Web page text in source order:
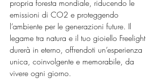
propria foresta mondiale, riducendo le
emissioni di CO2 e proteggendo
l’ambiente per le generazioni future. Il
legame tra natura e il tuo gioiello Freelight
durerà in eterno, offrendoti un’esperienza
unica, coinvolgente e memorabile, da
vivere ogni giorno.